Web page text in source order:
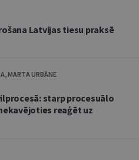
Latvijas tiesu praksē
MARTA URBĀNE
starp procesuālo
reaģēt uz